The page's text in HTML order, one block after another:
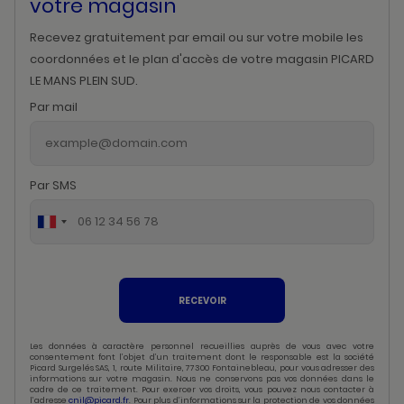
votre magasin
Recevez gratuitement par email ou sur votre mobile les
coordonnées et le plan d'accès de votre magasin PICARD
LE MANS PLEIN SUD.
Par mail
Par SMS
RECEVOIR
Les données à caractère personnel recueillies auprès de vous avec votre
consentement font l’objet d’un traitement dont le responsable est la société
Picard Surgelés SAS, 1, route Militaire, 77300 Fontainebleau, pour vous adresser des
informations sur votre magasin. Nous ne conservons pas vos données dans le
cadre de ce traitement. Pour exercer vos droits, vous pouvez nous contacter à
l’adressecnil@picard.fr. Pour plus d’informations sur la protection de vos données